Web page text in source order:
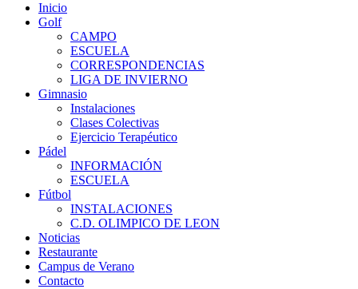
Inicio
Golf
CAMPO
ESCUELA
CORRESPONDENCIAS
LIGA DE INVIERNO
Gimnasio
Instalaciones
Clases Colectivas
Ejercicio Terapéutico
Pádel
INFORMACIÓN
ESCUELA
Fútbol
INSTALACIONES
C.D. OLIMPICO DE LEON
Noticias
Restaurante
Campus de Verano
Contacto